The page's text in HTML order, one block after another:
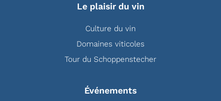
Le plaisir du vin
Culture du vin
Domaines viticoles
Tour du Schoppenstecher
Événements